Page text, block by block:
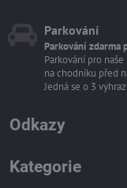
Parkování
Parkování zdarma
Parkování pro
na chodníku před
Jedná se o 3
Odkazy
Kategorie